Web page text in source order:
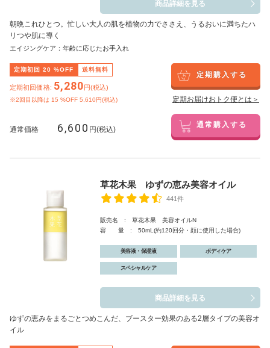
商品詳細を見る
朝晩これひとつ。忙しい大人の肌を植物の力でささえ、うるおいに満ちたハ
リつや肌に導く
エイジングケア：年齢に応じたお手入れ
定期初回 20 %OFF 送料無料
定期初回価格: 5,280円(税込)
※2回目以降は 15 %OFF 5,610円(税込)
定期購入する
定期お届けおトク便とは＞
通常価格 6,600 円(税込) 通常購入する
草花木果 ゆずの恵み美容オイル
441件
販売名 : 草花木果 美容オイルN
容 量 : 50mL(約120回分・顔に使用した場合)
美容液・保湿液 ボディケア
スペシャルケア
商品詳細を見る
ゆずの恵みをまるごとつめこんだ、ブースター効果のある2層タイプの美容オ
イル